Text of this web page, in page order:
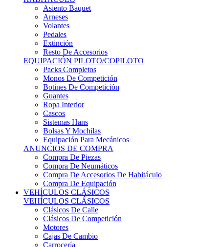
Arneses
Volantes
Pedales
Extinción
Resto De Accesorios
EQUIPACIÓN PILOTO/COPILOTO
Packs Completos
Monos De Competición
Botines De Competición
Guantes
Ropa Interior
Cascos
Sistemas Hans
Bolsas Y Mochilas
Equipación Para Mecánicos
ANUNCIOS DE COMPRA
Compra De Piezas
Compra De Neumáticos
Compra De Accesorios De Habitáculo
Compra De Equipación
VEHÍCULOS CLÁSICOS
VEHÍCULOS CLÁSICOS
Clásicos De Calle
Clásicos De Competición
Motores
Cajas De Cambio
Carrocería
Suspensiones